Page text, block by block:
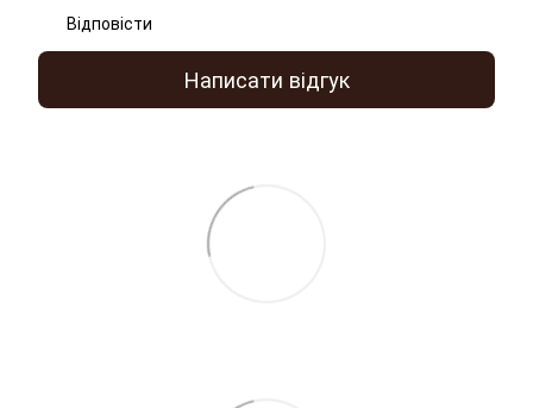
Відповісти
Написати відгук